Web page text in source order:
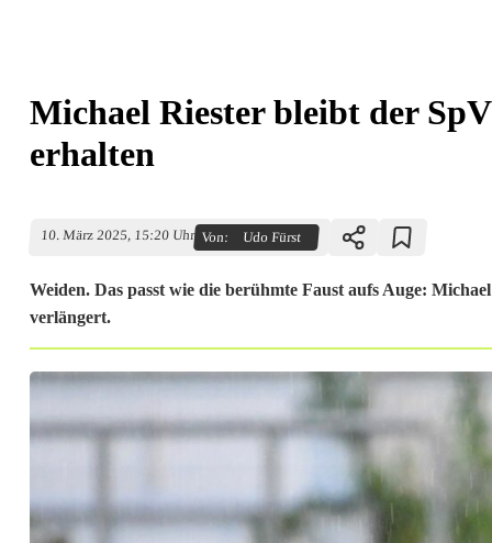
Michael Riester bleibt der
erhalten
10. März 2025, 15:20 Uhr Von: Udo Fürst
Weiden. Das passt wie die berühmte Faust aufs Auge:
verlängert.
M
i
h